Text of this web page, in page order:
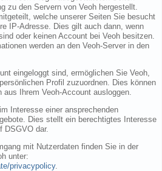
zu den Servern von Veoh hergestellt.
welche unserer Seiten Sie besucht
IP-Adresse. Dies gilt auch dann, wenn
oder keinen Account bei Veoh besitzen.
werden an den Veoh-Server in den
eingeloggt sind, ermöglichen Sie Veoh,
Profil zuzuordnen. Dies können
Ihrem Veoh-Account ausloggen.
Interesse einer ansprechenden
Dies stellt ein berechtigtes Interesse
DSGVO dar.
mit Nutzerdaten finden Sie in der
unter:
privacypolicy.